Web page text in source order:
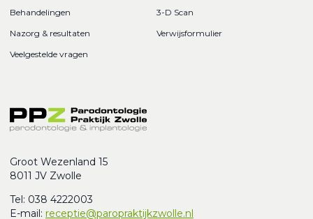
Behandelingen
Nazorg & resultaten
Veelgestelde vragen
3-D Scan
Verwijsformulier
Groot Wezenland 15
8011 JV Zwolle
Tel: 038 4222003
E-mail: receptie@paropraktijkzwolle.nl